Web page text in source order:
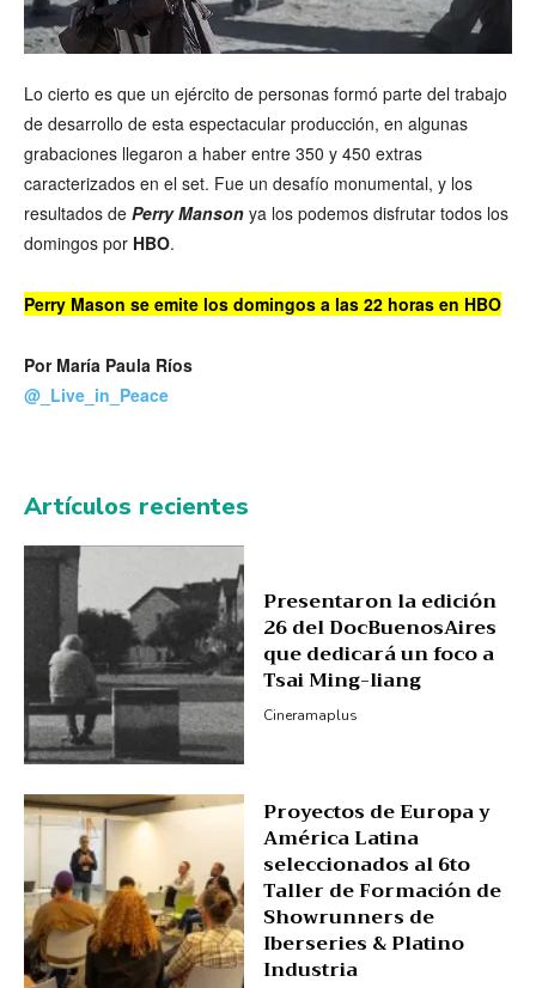
Lo cierto es que un ejército de personas formó parte del trabajo
de desarrollo de esta espectacular producción, en algunas
grabaciones llegaron a haber entre 350 y 450 extras
caracterizados en el set. Fue un desafío monumental, y los
resultados de Perry Manson ya los podemos disfrutar todos los
domingos por HBO.
Perry Mason se emite los domingos a las 22 horas en HBO
Por María Paula Ríos
@_Live_in_Peace
Artículos recientes
Presentaron la edición
26 del DocBuenosAires
que dedicará un foco a
Tsai Ming-liang
Cineramaplus
Proyectos de Europa y
América Latina
seleccionados al 6to
Taller de Formación de
Showrunners de
Iberseries & Platino
Industria